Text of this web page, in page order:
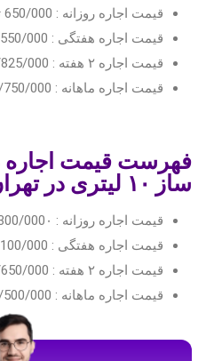
قیمت اجاره روزانه : 650/000 تومان
قیمت اجاره هفتگی : 4/550/000 تومان
قیمت اجاره ۲ هفته : 6/825/000 تومان
قیمت اجاره ماهانه : 9/750/000 تومان
فهرست قیمت اجاره
ساز ۱۰ لیتری در تهران و دیگر شهر ها
قیمت اجاره روزانه : 1/300/000۰ تومان
قیمت اجاره هفتگی : 9/100/000 تومان
قیمت اجاره ۲ هفته : 13/650/000 تومان
قیمت اجاره ماهانه : 19/500/000 تومان